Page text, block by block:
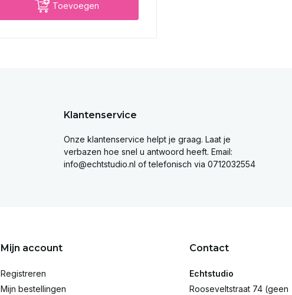
Toevoegen
Klantenservice
Onze klantenservice helpt je graag. Laat je
verbazen hoe snel u antwoord heeft. Email:
info@echtstudio.nl of telefonisch via 0712032554
Mijn account
Registreren
Mijn bestellingen
Contact
Echtstudio
Rooseveltstraat 74 (geen